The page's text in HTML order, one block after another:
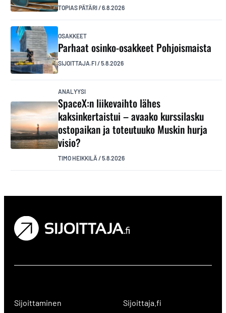
TOPIAS PÄTÄRI/6.8.2026
OSAKKEET
Parhaat osinko-osakkeet Pohjoismaista
SIJOITTAJA.FI/5.8.2026
ANALYYSI
SpaceX:n liikevaihto lähes
kaksinkertaistui – avaako kurssilasku
ostopaikan ja toteutuuko Muskin hurja
visio?
TIMO HEIKKILÄ /5.8.2026
Sijoittaminen Sijoittaja.fi